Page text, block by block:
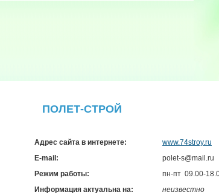
ПОЛЕТ-СТРОЙ
Адрес сайта в интернете:
www.74stroy.ru
E-mail:
polet-s@mail.ru
Режим работы:
пн-пт 09.00-
Информация актуальна на:
неизвестно